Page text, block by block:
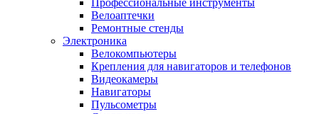
Велоаптечки
Ремонтные стенды
Электроника
Велокомпьютеры
Крепления для навигаторов и телефонов
Видеокамеры
Навигаторы
Пульсометры